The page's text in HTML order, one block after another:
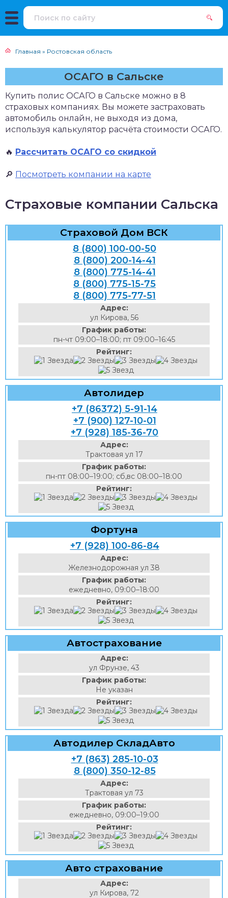
Главная » Ростовская область
ОСАГО в Сальске
Купить полис ОСАГО в Сальске можно в 8
страховых компаниях. Вы можете застраховать
автомобиль онлайн, не выходя из дома,
используя калькулятор расчёта стоимости ОСАГО.
🔥 Рассчитать ОСАГО со скидкой
🔎 Посмотреть компании на карте
Страховые компании Сальска
Страховой Дом ВСК
8 (800) 100-00-50
8 (800) 200-14-41
8 (800) 775-14-41
8 (800) 775-15-75
8 (800) 775-77-51
Адрес:
ул Кирова, 56
График работы:
пн-чт 09:00–18:00; пт 09:00–16:45
Рейтинг:
Автолидер
+7 (86372) 5-91-14
+7 (900) 127-10-01
+7 (928) 185-36-70
Адрес:
Трактовая ул 17
График работы:
пн-пт 08:00–19:00; сб,вс 08:00–18:00
Рейтинг:
Фортуна
+7 (928) 100-86-84
Адрес:
Железнодорожная ул 38
График работы:
ежедневно, 09:00–18:00
Рейтинг:
Автострахование
Адрес:
ул Фрунзе, 43
График работы:
Не указан
Рейтинг:
Автодилер СкладАвто
+7 (863) 285-10-03
8 (800) 350-12-85
Адрес:
Трактовая ул 73
График работы:
ежедневно, 09:00–19:00
Рейтинг:
Авто страхование
Адрес:
ул Кирова, 72